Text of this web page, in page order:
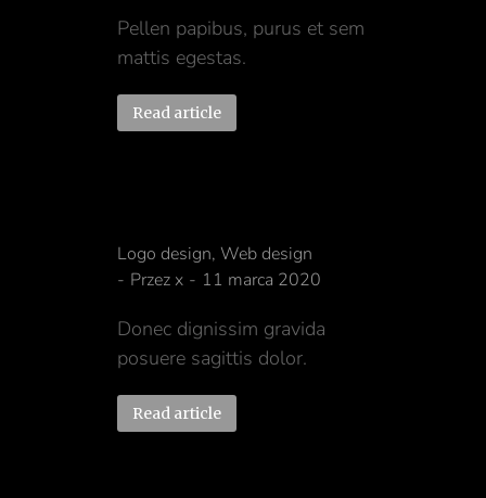
Pellen papibus, purus et sem
mattis egestas.
Read article
Logo design,Web design
Przezx 11 marca 2020
Donec dignissim gravida
posuere sagittis dolor.
Read article